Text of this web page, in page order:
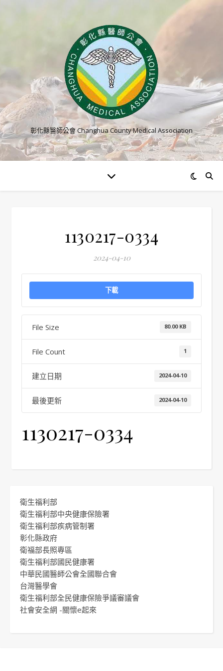
彰化縣醫師公會 Changhua County Medical Association
1130217-0334
2024-04-10
下載
File Size 80.00 KB
File Count 1
建立日期 2024-04-10
最後更新 2024-04-10
1130217-0334
衛生福利部
衛生福利部中央健康保險署
衛生福利部疾病管制署
彰化縣政府
衛福部長照專區
衛生福利部國民健康署
中華民國醫師公會全國聯合會
台灣醫學會
衛生福利部全民健康保險爭議審議會
社會安全網 -關懷e起來